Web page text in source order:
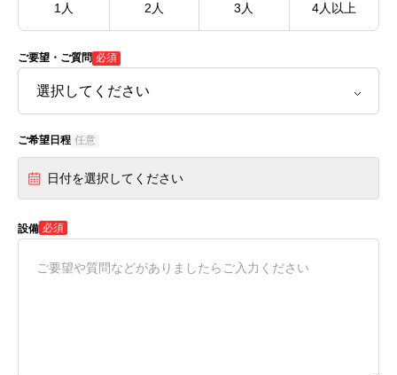
1人 2人 3人 4人以上
ご要望・ご質問 必須
ご希望日程 任意
日付を選択してください
設備 必須